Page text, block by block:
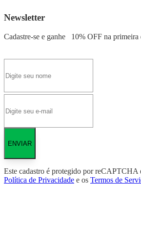
Newsletter
Cadastre-se e ganhe 10% OFF na primeira
ENVIAR
Este cadastro é protegido por reCAPTCHA
Política de Privacidade e os Termos de